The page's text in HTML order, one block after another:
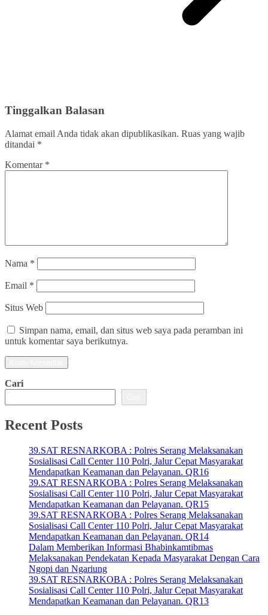
Tinggalkan Balasan
Alamat email Anda tidak akan dipublikasikan. Ruas yang wajib
ditandai *
Komentar *
Nama *
Email *
Situs Web
Simpan nama, email, dan situs web saya pada peramban ini
untuk komentar saya berikutnya.
Cari
Recent Posts
39.SAT RESNARKOBA : Polres Serang Melaksanakan
Sosialisasi Call Center 110 Polri, Jalur Cepat Masyarakat
Mendapatkan Keamanan dan Pelayanan. QR16
39.SAT RESNARKOBA : Polres Serang Melaksanakan
Sosialisasi Call Center 110 Polri, Jalur Cepat Masyarakat
Mendapatkan Keamanan dan Pelayanan. QR15
39.SAT RESNARKOBA : Polres Serang Melaksanakan
Sosialisasi Call Center 110 Polri, Jalur Cepat Masyarakat
Mendapatkan Keamanan dan Pelayanan. QR14
Dalam Memberikan Informasi Bhabinkamtibmas
Melaksanakan Pendekatan Kepada Masyarakat Dengan Cara
Ngopi dan Ngariung
39.SAT RESNARKOBA : Polres Serang Melaksanakan
Sosialisasi Call Center 110 Polri, Jalur Cepat Masyarakat
Mendapatkan Keamanan dan Pelayanan. QR13